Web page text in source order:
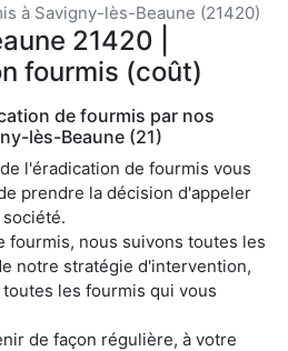
à Savigny-lès-Beaune (21420)
21420 |
fourmis (coût)
de fourmis par nos
lès-Beaune (21)
l'éradication de fourmis vous
prendre la décision d'appeler
fourmis, nous suivons toutes les
notre stratégie d'intervention,
les fourmis qui vous
de façon régulière, à votre